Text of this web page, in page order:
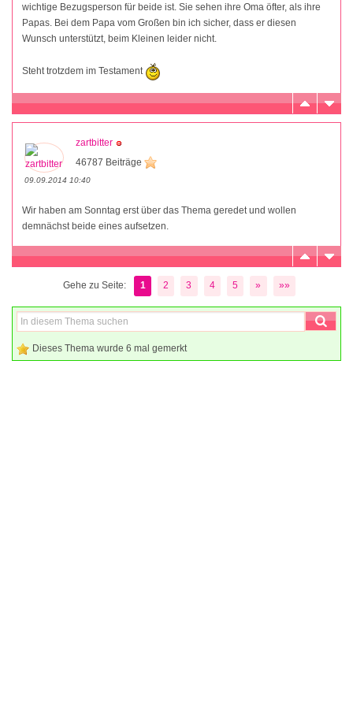
wichtige Bezugsperson für beide ist. Sie sehen ihre Oma öfter, als ihre
Papas. Bei dem Papa vom Großen bin ich sicher, dass er diesen
Wunsch unterstützt, beim Kleinen leider nicht.
Steht trotzdem im Testament
zartbitter
46787 Beiträge
09.09.2014 10:40
Wir haben am Sonntag erst über das Thema geredet und wollen
demnächst beide eines aufsetzen.
Gehe zu Seite: 1 2 3 4 5 » »»
Dieses Thema wurde 6 mal gemerkt